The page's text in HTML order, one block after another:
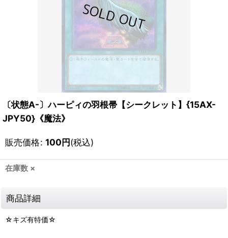
〔状態A-〕ハーピィの羽根帚【シークレット】{15AX-
JPY50}《魔法》
販売価格: 100円(税込)
在庫数 ×
商品詳細
☆キズ有特価☆